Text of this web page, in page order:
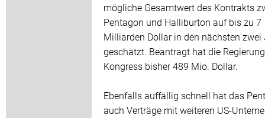
mögliche Gesamtwert des Kontrakts
Pentagon und Halliburton auf bis zu 7
Milliarden Dollar in den nächsten zwei
geschätzt. Beantragt hat die
Kongress bisher 489 Mio. Dollar.
Ebenfalls auffällig schnell hat das
auch Verträge mit weiteren US-